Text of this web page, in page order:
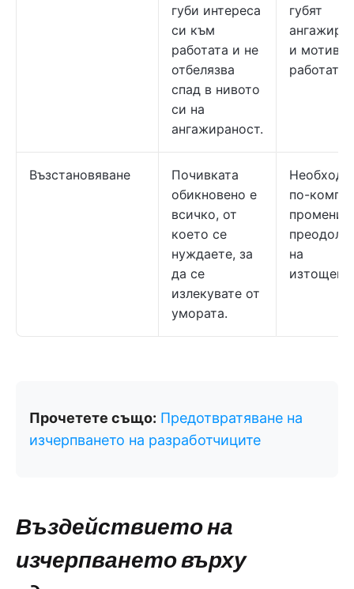
губи интереса
си към
работата и не
отбелязва
спад в нивото
си на
ангажираност.
губят
и
работата
Възстановяване
Почивката
обикновено е
всичко, от
което се
нуждаете, за
да се
излекувате от
умората.
по-
промени
на
Прочетете също: Предотвратяване на
изчерпването на разработчиците
Въздействието на
изчерпването върху